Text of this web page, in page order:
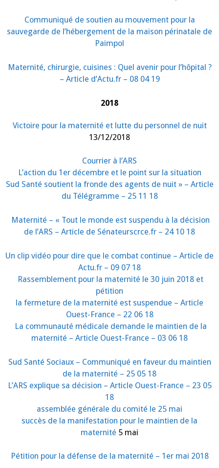
Communiqué de soutien au mouvement pour la
sauvegarde de l’hébergement de la maison périnatale de
Paimpol
Maternité, chirurgie, cuisines : Quel avenir pour l’hôpital ?
– Article d’Actu.fr – 08 04 19
2018
Victoire pour la maternité et lutte du personnel de nuit
13/12/2018
Courrier à l’ARS
L’action du 1er décembre et le point sur la situation
Sud Santé soutient la fronde des agents de nuit » – Article
du Télégramme – 25 11 18
Maternité – « Tout le monde est suspendu à la décision
de l’ARS – Article de Sénateurscrce.fr – 24 10 18
Un clip vidéo pour dire que le combat continue – Article de
Actu.fr – 09 07 18
Rassemblement pour la maternité le 30 juin 2018 et
pétition
la fermeture de la maternité est suspendue – Article
Ouest-France – 22 06 18
La communauté médicale demande le maintien de la
maternité – Article Ouest-France – 03 06 18
Sud Santé Sociaux – Communiqué en faveur du maintien
de la maternité – 25 05 18
L’ARS explique sa décision – Article Ouest-France – 23 05
18
assemblée générale du comité le 25 mai
succès de la manifestation pour le maintien de la
maternité 5 mai
Pétition pour la défense de la maternité – 1er mai 2018